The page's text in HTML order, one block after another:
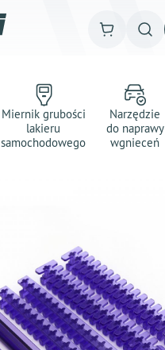
Miernik grubości
lakieru
samochodowego
Narzędzie
do naprawy
wgnieceń